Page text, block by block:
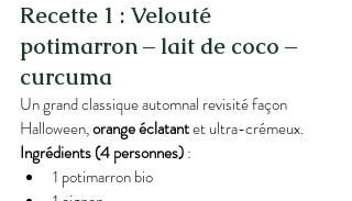
Recette 1 : Velouté
potimarron – lait de coco –
curcuma
Un grand classique automnal revisité façon
Halloween, orange éclatant et ultra-crémeux.
Ingrédients (4 personnes) :
1 potimarron bio